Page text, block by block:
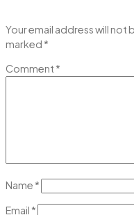
Your email address will not
marked *
Comment *
Name *
Email *